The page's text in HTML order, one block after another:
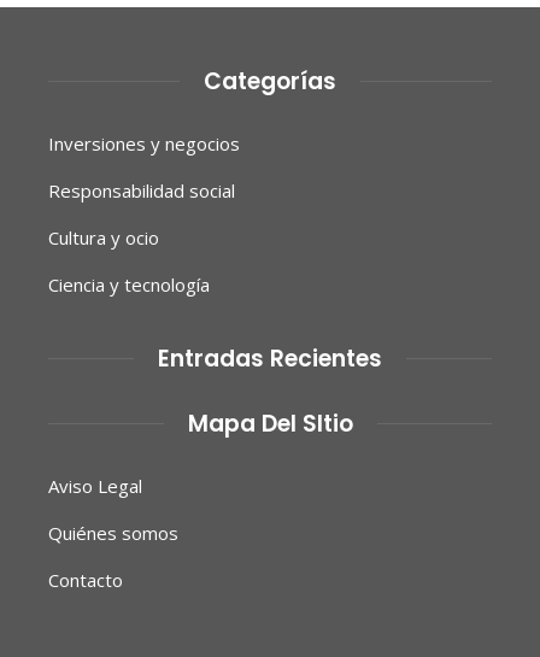
Categorías
Inversiones y negocios
Responsabilidad social
Cultura y ocio
Ciencia y tecnología
Entradas Recientes
Mapa Del SItio
Aviso Legal
Quiénes somos
Contacto